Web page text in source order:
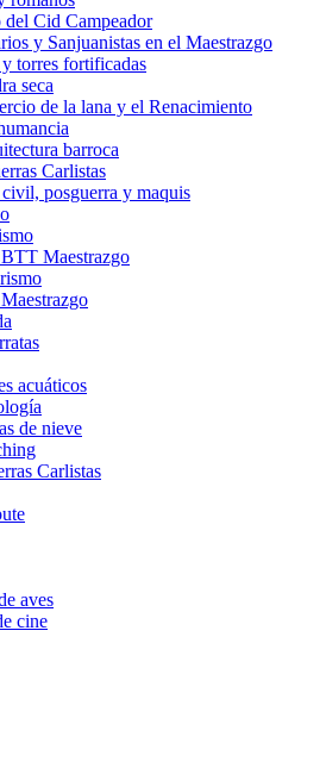
del Cid Campeador
y Sanjuanistas en el Maestrazgo
torres fortificadas
seca
de la lana y el Renacimiento
barroca
Carlistas
posguerra y maquis
Maestrazgo
acuáticos
de nieve
Carlistas
aves
cine